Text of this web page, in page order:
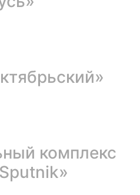
комплекс